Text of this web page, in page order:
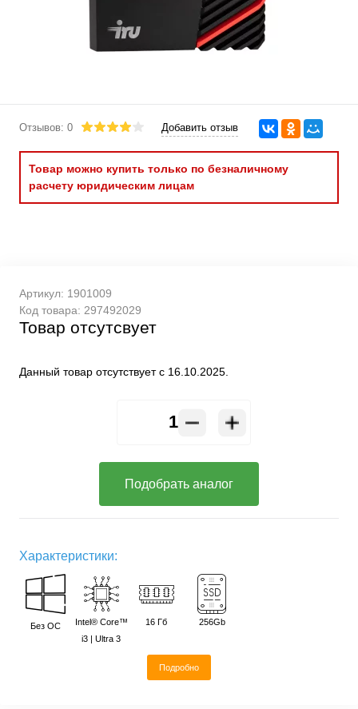
Отзывов: 0 Добавить отзыв
Товар можно купить только по безналичному
расчету юридическим лицам
Артикул: 1901009
Код товара: 297492029
Товар отсутсвует
Данный товар отсутствует с 16.10.2025.
Подобрать аналог
Характеристики:
Без ОС
Intel® Core™
i3 | Ultra 3
16 Гб 256Gb
Подробно